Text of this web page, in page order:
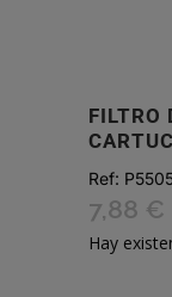
FILTRO
Ref:
7,88 €
Hay